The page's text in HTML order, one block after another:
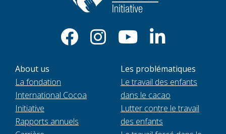
About us
La fondation
International Cocoa
Initiative
Rapports annuels
Les problématiques
Le travail des enfants
dans le cacao
Lutter contre le travail
des enfants